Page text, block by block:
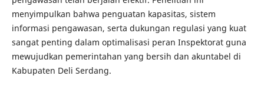
menyimpulkan bahwa penguatan kapasitas, sistem
informasi pengawasan, serta dukungan regulasi yang kuat
sangat penting dalam optimalisasi peran Inspektorat guna
mewujudkan pemerintahan yang bersih dan akuntabel di
Kabupaten Deli Serdang.